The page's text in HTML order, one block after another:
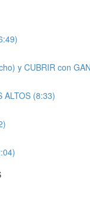
y CUBRIR con
ALTOS (8:33)